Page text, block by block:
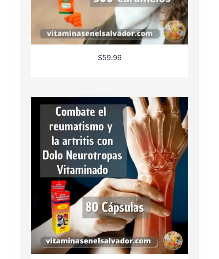
$59.99